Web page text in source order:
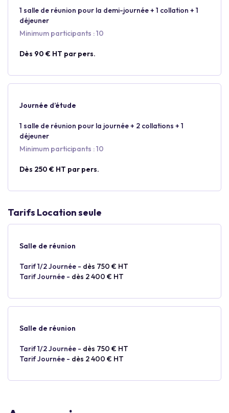
1 salle de réunion pour la demi-journée + 1 collation + 1
déjeuner
Minimum participants : 10
Dès 90 € HT par pers.
Journée d’étude
1 salle de réunion pour la journée + 2 collations + 1
déjeuner
Minimum participants : 10
Dès 250 € HT par pers.
Tarifs Location seule
Salle de réunion
Tarif 1/2 Journée - dès 750 € HT
Tarif Journée - dès 2 400 € HT
Salle de réunion
Tarif 1/2 Journée - dès 750 € HT
Tarif Journée - dès 2 400 € HT